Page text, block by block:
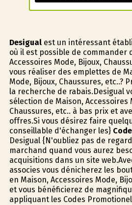
Desigualest un intéressant
où il est possible de commander
Accessoires Mode, Bijoux,
vous réaliser des emplettes de
Mode, Bijoux, Chaussures, etc..?
la recherche de rabais.Desigual
sélection de Maison, Accessoires
Chaussures, etc.. à bas prix et
offres.Si vous désirez faire
conseillable d'échanger les}
Desigual {N'oubliez pas de
marchand quand vous aurez
acquisitions dans un site
associes vous dénicherez les
en Maison, Accessoires Mode,
et vous bénéficierez de
appliquant les Codes